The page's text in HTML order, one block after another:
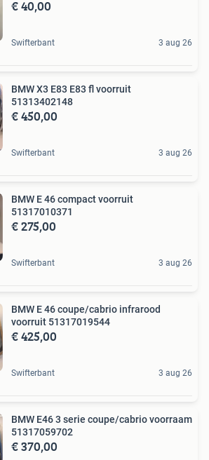
€ 40,00
Swifterbant 3 aug 26
BMW X3 E83 E83 fl voorruit
51313402148
€ 450,00
Swifterbant 3 aug 26
BMW E 46 compact voorruit
51317010371
€ 275,00
Swifterbant 3 aug 26
BMW E 46 coupe/cabrio infrarood
voorruit 51317019544
€ 425,00
Swifterbant 3 aug 26
BMW E46 3 serie coupe/cabrio voorraam
51317059702
€ 370,00